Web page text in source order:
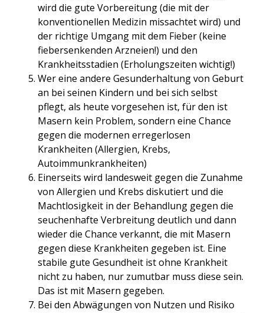
wird die gute Vorbereitung (die mit der
konventionellen Medizin missachtet wird) und
der richtige Umgang mit dem Fieber (keine
fiebersenkenden Arzneien!) und den
Krankheitsstadien (Erholungszeiten wichtig!)
Wer eine andere Gesunderhaltung von Geburt
an bei seinen Kindern und bei sich selbst
pflegt, als heute vorgesehen ist, für den ist
Masern kein Problem, sondern eine Chance
gegen die modernen erregerlosen
Krankheiten (Allergien, Krebs,
Autoimmunkrankheiten)
Einerseits wird landesweit gegen die Zunahme
von Allergien und Krebs diskutiert und die
Machtlosigkeit in der Behandlung gegen die
seuchenhafte Verbreitung deutlich und dann
wieder die Chance verkannt, die mit Masern
gegen diese Krankheiten gegeben ist. Eine
stabile gute Gesundheit ist ohne Krankheit
nicht zu haben, nur zumutbar muss diese sein.
Das ist mit Masern gegeben.
Bei den Abwägungen von Nutzen und Risiko